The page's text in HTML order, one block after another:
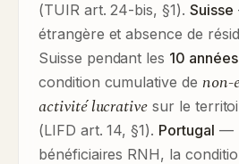
(TUIR art. 24-bis, §1). Suisse
étrangère et absence de
Suisse pendant les 10 années
condition cumulative de non-
activité lucrative sur le
(LIFD art. 14, §1). Portugal —
bénéficiaires RNH, la